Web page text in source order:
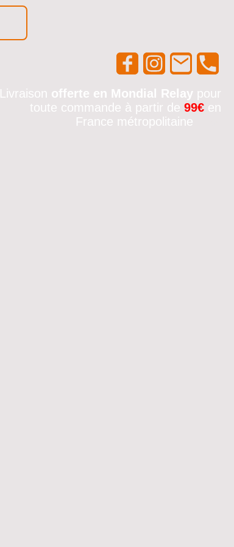
Livraison offerte en Mondial Relay pour
toute commande à partir de 99€en
France métropolitaine